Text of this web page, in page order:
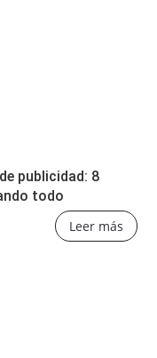
publicidad: 8
todo
Leer más